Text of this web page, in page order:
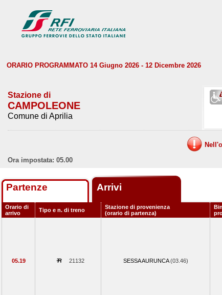
ORARIO PROGRAMMATO 14 Giugno 2026 - 12 Dicembre 2026
Stazione di
CAMPOLEONE
Comune di Aprilia
Ora impostata: 05.00
Partenze Arrivi
Orario di
arrivo
Tipo e n. di treno
Stazione di provenienza
(orario di partenza)
05.19 21132 SESSA AURUNCA(03.46)